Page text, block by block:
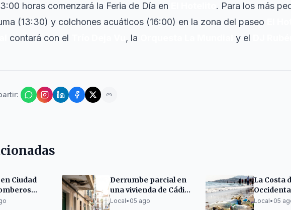
horas comenzará la Feria de Día en
. Para los más
(13:30) y colchones acuáticos (16:00) en la zona del paseo
contará con el , la y el
:
Ciudad
seis
Derrumbe parcial en
una vivienda de Cádiz
sin heridos
Local• 05 ago
La Costa
33.000
Local• 05